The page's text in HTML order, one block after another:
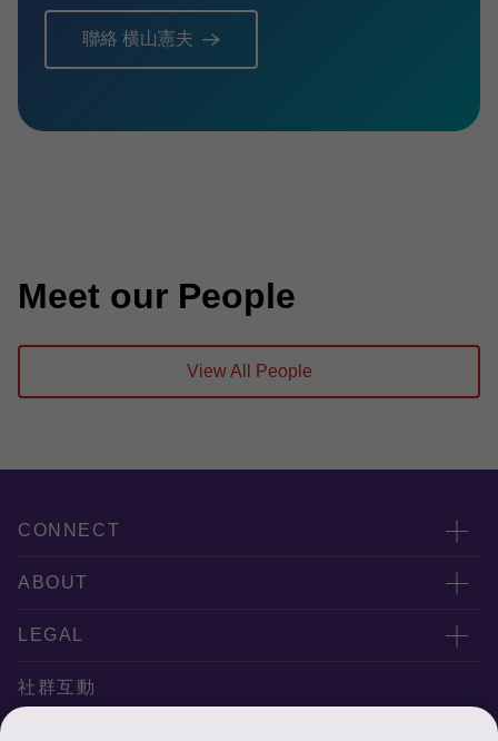
聯絡 横山憲夫
Meet our People
View All People
CONNECT
服務團隊
服務據點
ABOUT
關於正大
專業服務
LEGAL
隱私政策
社群互動